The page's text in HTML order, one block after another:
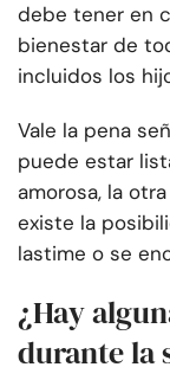
debe tener en
bienestar de
incluidos los
Vale la pena
puede estar
amorosa, la
existe la
lastime o se
¿Hay
durante la